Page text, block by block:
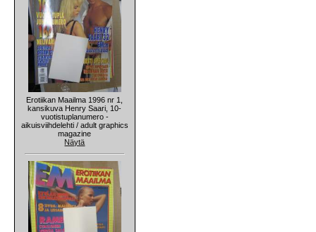
Erotiikan Maailma 1996 nr 1,
kansikuva Henry Saari, 10-
vuotistuplanumero -
aikuisviihdelehti / adult graphics
magazine
Näytä